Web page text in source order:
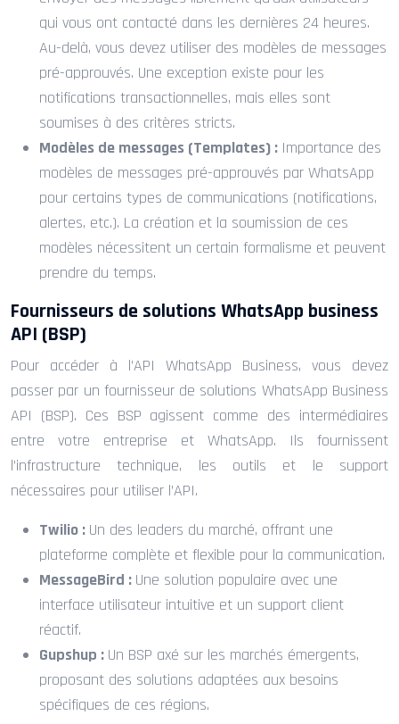
qui vous ont contacté dans les dernières 24 heures.
Au-delà, vous devez utiliser des modèles de messages
pré-approuvés. Une exception existe pour les
notifications transactionnelles, mais elles sont
soumises à des critères stricts.
Modèles de messages (Templates) : Importance des
modèles de messages pré-approuvés par WhatsApp
pour certains types de communications (notifications,
alertes, etc.). La création et la soumission de ces
modèles nécessitent un certain formalisme et peuvent
prendre du temps.
Fournisseurs de solutions WhatsApp business
API (BSP)
Pour accéder à l’API WhatsApp Business, vous devez
passer par un fournisseur de solutions WhatsApp Business
API (BSP). Ces BSP agissent comme des intermédiaires
entre votre entreprise et WhatsApp. Ils fournissent
l’infrastructure technique, les outils et le support
nécessaires pour utiliser l’API.
Twilio : Un des leaders du marché, offrant une
plateforme complète et flexible pour la communication.
MessageBird : Une solution populaire avec une
interface utilisateur intuitive et un support client
réactif.
Gupshup : Un BSP axé sur les marchés émergents,
proposant des solutions adaptées aux besoins
spécifiques de ces régions.